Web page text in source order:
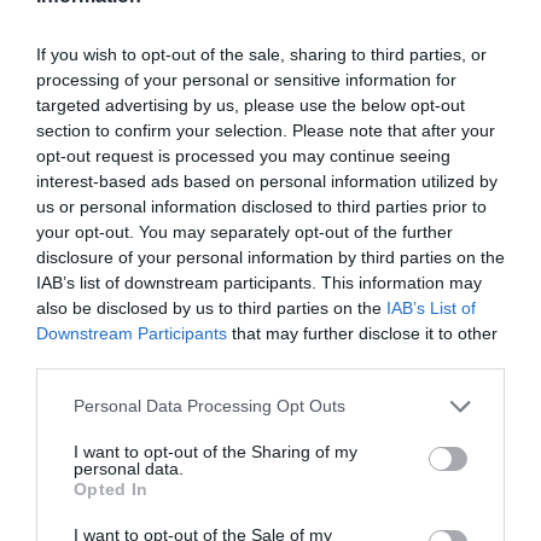
If you wish to opt-out of the sale, sharing to third parties, or
processing of your personal or sensitive information for
targeted advertising by us, please use the below opt-out
section to confirm your selection. Please note that after your
opt-out request is processed you may continue seeing
interest-based ads based on personal information utilized by
us or personal information disclosed to third parties prior to
your opt-out. You may separately opt-out of the further
disclosure of your personal information by third parties on the
IAB’s list of downstream participants. This information may
also be disclosed by us to third parties on the IAB’s List of
Downstream Participants that may further disclose it to other
Personal Data Processing Opt Outs
I want to opt-out of the Sharing of my
personal data.
Opted In
I want to opt-out of the Sale of my
desarrolla es diferente en cada caso. Afortunadamente,
AINE) los opioides no tienen techo analgésico, por lo
que al incrementar las dosis puede seguir
controlándose el dolor.
Opioides menores
Son los que tienen menor capacidad analgésica, pero
también los más seguros, y se emplean solos o
asociados a AINE o paracetamol en el tratamiento de
dolores de intensidad moderada.
médico a los pacientes que precisen utilizar analgésicos
durante más de 5 días seguidos.
En toda terapia farmacológica debemos utilizar siempre
la menor dosis que consiga aliviar el dolor, y advertir a